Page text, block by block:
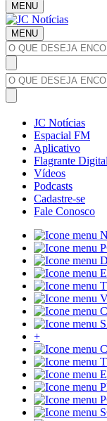
MENU
MENU
JC Notícias
Espacial FM
Aplicativo
Flagrante Digital
Vídeos
Podcasts
Cadastre-se
Fale Conosco
+